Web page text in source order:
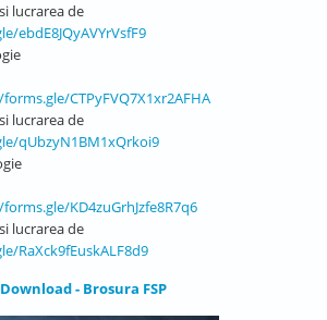
lucrarea de
ebdE8JQyAVYrVsfF9
CTPyFVQ7X1xr2AFHA
lucrarea de
qUbzyN1BM1xQrkoi9
KD4zuGrhJzfe8R7q6
lucrarea de
RaXck9fEuskALF8d9
Download - Brosura FSP